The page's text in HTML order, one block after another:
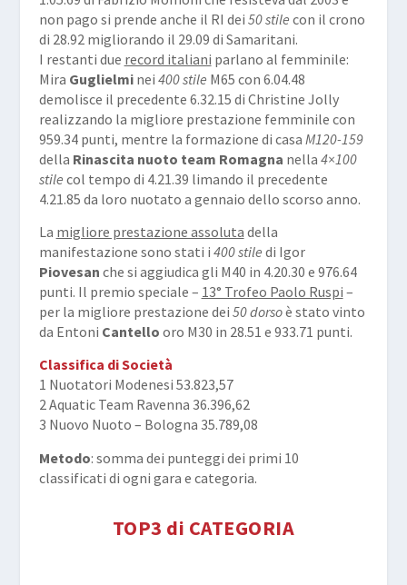
non pago si prende anche il RI dei 50 stile con il crono
di 28.92 migliorando il 29.09 di Samaritani.
I restanti due record italiani parlano al femminile:
Mira Guglielminei 400 stile M65 con 6.04.48
demolisce il precedente 6.32.15 di Christine Jolly
realizzando la migliore prestazione femminile con
959.34 punti, mentre la formazione di casa M120-159
della Rinascita nuoto team Romagna nella 4×100
stile col tempo di 4.21.39 limando il precedente
4.21.85 da loro nuotato a gennaio dello scorso anno.
La migliore prestazione assoluta della
manifestazione sono stati i 400 stile di Igor
Piovesan che si aggiudica gli M40 in 4.20.30 e 976.64
punti. Il premio speciale – 13° Trofeo Paolo Ruspi –
per la migliore prestazione dei 50 dorsoè stato vinto
da Entoni Cantello oro M30 in 28.51 e 933.71 punti.
Classifica di Società
1 Nuotatori Modenesi 53.823,57
2 Aquatic Team Ravenna 36.396,62
3 Nuovo Nuoto – Bologna 35.789,08
Metodo: somma dei punteggi dei primi 10
classificati di ogni gara e categoria.
TOP3 di CATEGORIA